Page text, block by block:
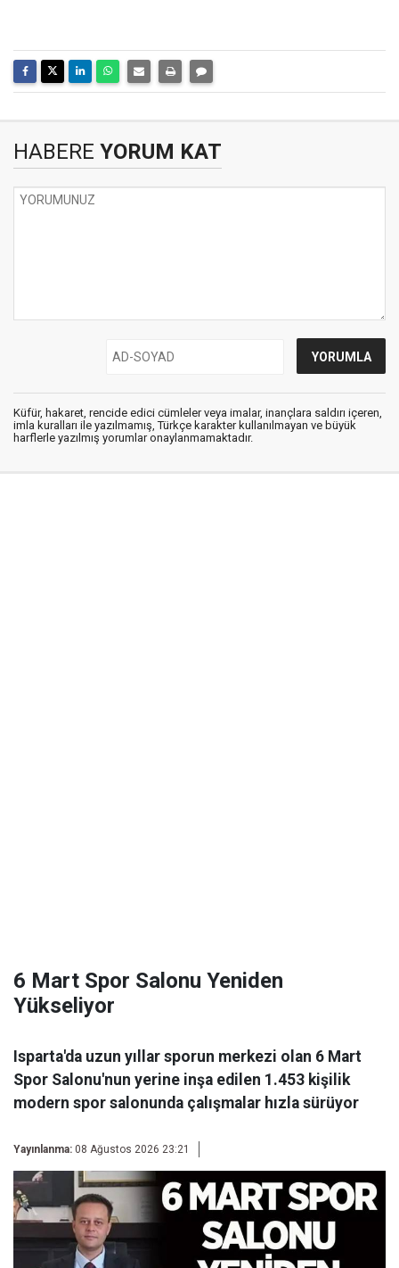
HABERE YORUM KAT
Küfür, hakaret, rencide edici cümleler veya imalar, inançlara saldırı içeren,
imla kuralları ile yazılmamış, Türkçe karakter kullanılmayan ve büyük
harflerle yazılmış yorumlar onaylanmamaktadır.
6 Mart Spor Salonu Yeniden
Yükseliyor
Isparta'da uzun yıllar sporun merkezi olan 6 Mart
Spor Salonu'nun yerine inşa edilen 1.453 kişilik
modern spor salonunda çalışmalar hızla sürüyor
Yayınlanma: 08 Ağustos 2026 23:21